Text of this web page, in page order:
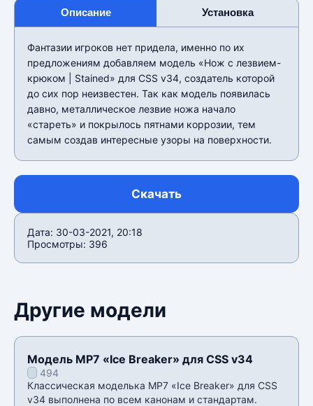
Описание Установка
Фантазии игроков нет придела, именно по их
предложениям добавляем модель «Нож с лезвием-
крюком | Stained» для CSS v34, создатель которой
до сих пор неизвестен. Так как модель появилась
давно, металлическое лезвие ножа начало
«стареть» и покрылось пятнами коррозии, тем
самым создав интересные узоры на поверхности.
Скачать
Дата: 30-03-2021, 20:18
Просмотры: 396
Другие модели
Модель MP7 «Ice Breaker» для CSS v34
494
Классическая моделька MP7 «Ice Breaker» для CSS
v34 выполнена по всем канонам и стандартам.